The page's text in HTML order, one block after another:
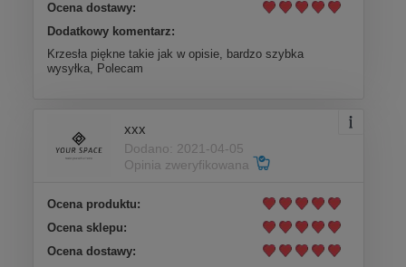
Ocena dostawy:
Dodatkowy komentarz:
Krzesła piękne takie jak w opisie, bardzo szybka
wysyłka, Polecam
xxx
Dodano: 2021-04-05
Opinia zweryfikowana
Ocena produktu:
Ocena sklepu:
Ocena dostawy: